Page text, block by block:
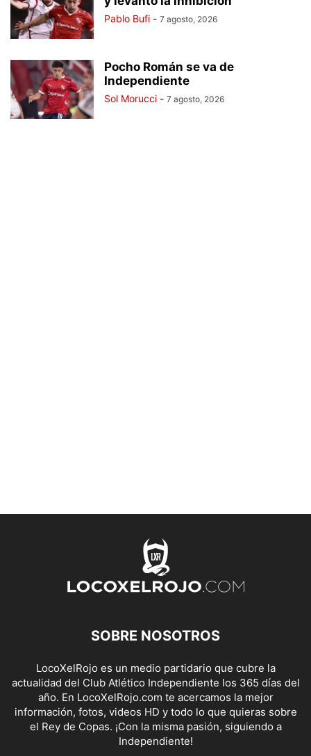
Pablo Bufi - 7 agosto, 2026
Pocho Román se va de
Independiente
Sol Morucci - 7 agosto, 2026
SOBRE NOSOTROS
LocoXelRojo es un medio partidario que cubre la
actualidad del Club Atlético Independiente los 365 días del
año. En LocoXelRojo.com te acercamos la mejor
información, fotos, videos HD y todo lo que quieras sobre
el Rey de Copas. ¡Con la misma pasión, siguiendo a
Independiente!